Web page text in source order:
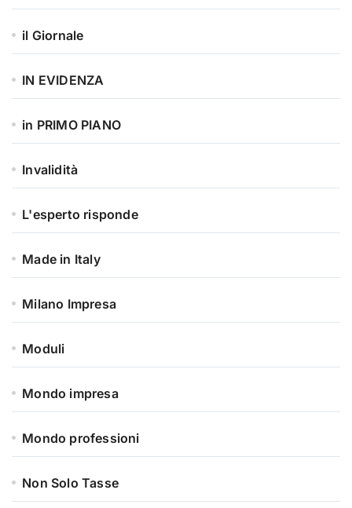
il Giornale
IN EVIDENZA
in PRIMO PIANO
Invalidità
L'esperto risponde
Made in Italy
Milano Impresa
Moduli
Mondo impresa
Mondo professioni
Non Solo Tasse